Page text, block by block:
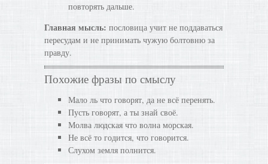
повторять дальше.
Главная мысль: пословица учит не поддаваться
пересудам и не принимать чужую болтовню за
правду.
Похожие фразы по смыслу
Мало ль что говорят, да не всё перенять.
Пусть говорят, а ты знай своё.
Молва людская что волна морская.
Не всё то годится, что говорится.
Слухом земля полнится.